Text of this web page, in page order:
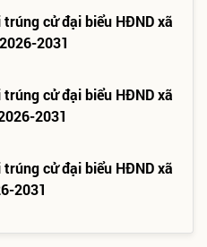
cử đại biểu HĐND xã
2031
cử đại biểu HĐND xã
2031
cử đại biểu HĐND xã
2031